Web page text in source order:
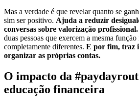
Mas a verdade é que revelar quanto se
sim ser positivo. Ajuda a reduzir
conversas sobre valorização profissional.
duas pessoas que exercem a mesma
completamente diferentes. E por fim, traz
organizar as próprias contas.
O impacto da
educação financeira